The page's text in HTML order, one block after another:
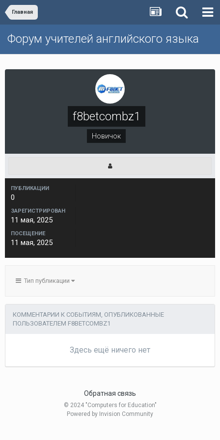
Главная
Форум учителей английского языка
f8betcombz1
Новичок
ПУБЛИКАЦИИ
0
ЗАРЕГИСТРИРОВАН
11 мая, 2025
ПОСЕЩЕНИЕ
11 мая, 2025
Тип публикации
КОММЕНТАРИИ К СОБЫТИЯМ, ОПУБЛИКОВАННЫЕ
ПОЛЬЗОВАТЕЛЕМ F8BETCOMBZ1
Здесь ещё ничего нет
Обратная связь
© 2024 "Computers for Education"
Powered by Invision Community